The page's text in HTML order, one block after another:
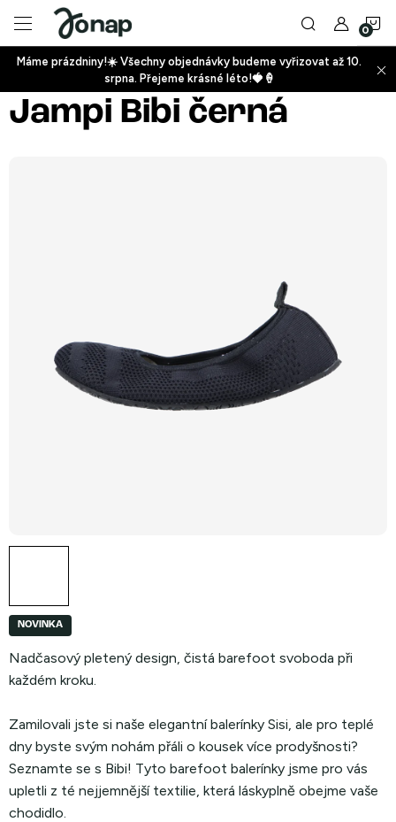
obsah
+
Máme prázdniny!☀️ Všechny objednávky budeme vyřizovat až 10.
srpna. Přejeme krásné léto!🍓🍦
Jampi Bibi černá
NOVINKA
Nadčasový pletený design, čistá barefoot svoboda při
každém kroku.
Zamilovali jste si naše elegantní balerínky Sisi, ale pro teplé
dny byste svým nohám přáli o kousek více prodyšnosti?
Seznamte se s Bibi! Tyto barefoot balerínky jsme pro vás
upletli z té nejjemnější textilie, která láskyplně obejme vaše
chodidlo.